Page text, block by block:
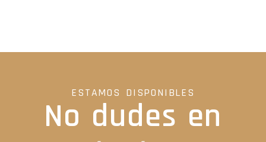
ESTAMOS DISPONIBLES
No dudes en